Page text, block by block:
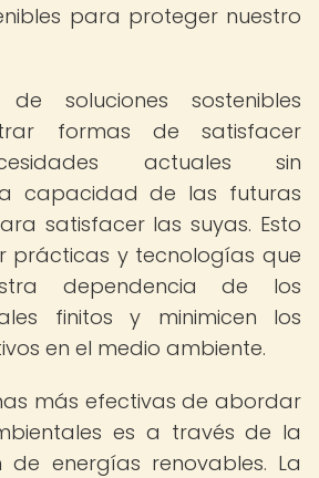
para proteger nuestro
soluciones sostenibles
formas de satisfacer
actuales sin
capacidad de las futuras
satisfacer las suyas. Esto
prácticas y tecnologías que
dependencia de los
finitos y minimicen los
en el medio ambiente.
más efectivas de abordar
es a través de la
de energías renovables. La